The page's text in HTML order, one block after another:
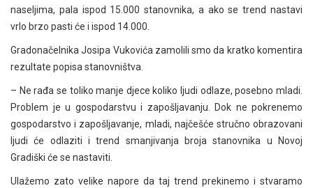
naseljima, pala ispod 15.000 stanovnika, a ako se trend nastavi
vrlo brzo pasti će i ispod 14.000.
Gradonačelnika Josipa Vukovića zamolili smo da kratko komentira
rezultate popisa stanovništva.
– Ne rađa se toliko manje djece koliko ljudi odlaze, posebno mladi.
Problem je u gospodarstvu i zapošljavanju. Dok ne pokrenemo
gospodarstvo i zapošljavanje, mladi, najčešće stručno obrazovani
ljudi će odlaziti i trend smanjivanja broja stanovnika u Novoj
Gradiški će se nastaviti.
Ulažemo zato velike napore da taj trend prekinemo i stvaramo